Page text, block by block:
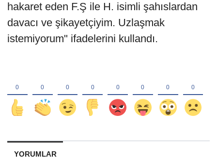
hakaret eden F.Ş ile H. isimli şahıslardan
davacı ve şikayetçiyim. Uzlaşmak
istemiyorum" ifadelerini kullandı.
YORUMLAR